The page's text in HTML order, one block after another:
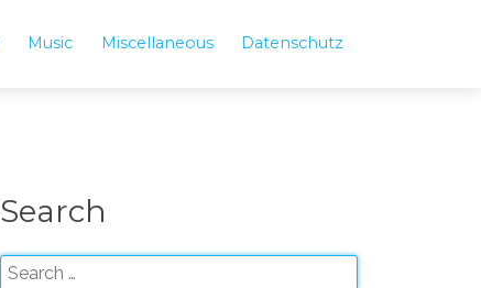
Music Miscellaneous Datenschutz
Search